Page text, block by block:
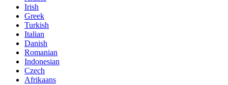
Irish
Greek
Turkish
Italian
Danish
Romanian
Indonesian
Czech
Afrikaans